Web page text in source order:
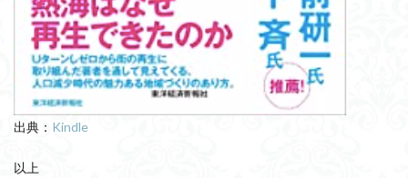
出典： Kindle
以上